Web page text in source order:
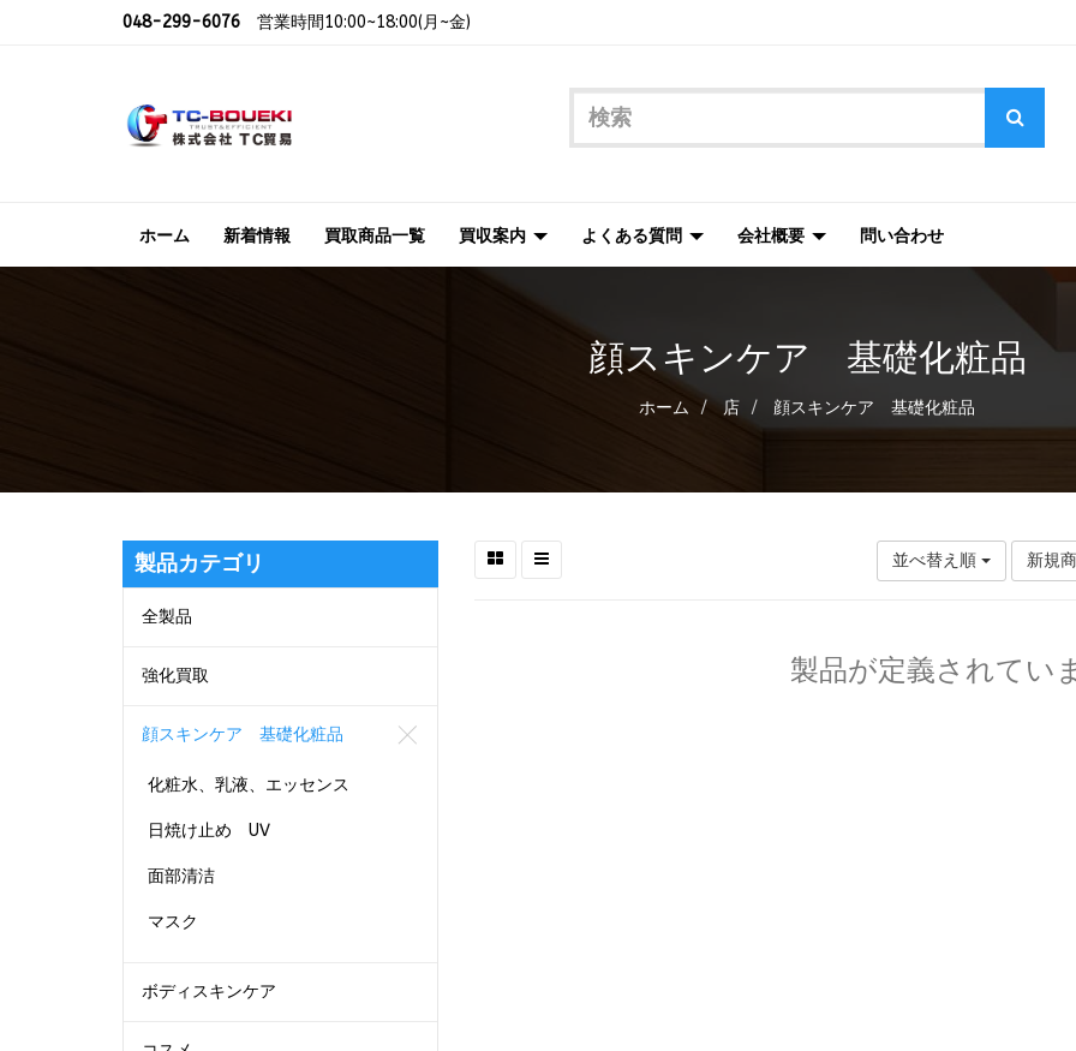
048-299-6076 営業時間10:00~18:00(月~金)
ホーム 新着情報 買取商品一覧 買収案内 よくある質問 会社概要 問い合わせ
顔スキンケア 基礎化粧品
ホーム 店 顔スキンケア 基礎化粧品
製品カテゴリ
全製品
強化買取
顔スキンケア 基礎化粧品
化粧水、乳液、エッセンス
日焼け止め UV
面部清洁
マスク
ボディスキンケア
並べ替え順 新規
製品が定義されてい